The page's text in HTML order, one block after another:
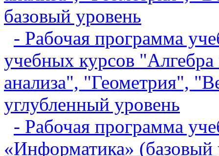
базовый уровень
- Рабочая программа
учебных курсов "Алгебра
анализа", "Геометрия",
углубленный уровень
- Рабочая программа
«Информатика» (базовый